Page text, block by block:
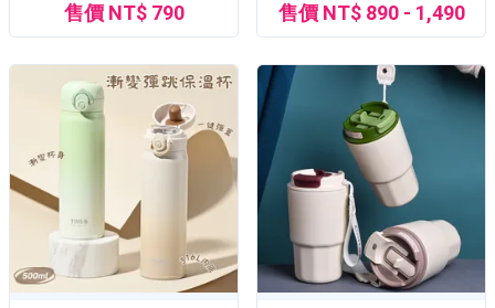
售價 NT$ 790 售價 NT$ 890 - 1,490